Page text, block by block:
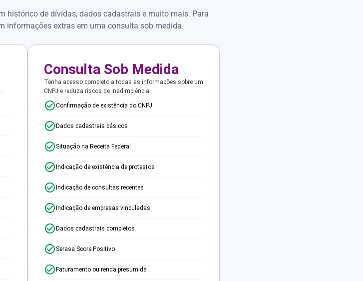
histórico de dívidas, dados cadastrais e muito mais. Para
informações extras em uma consulta sob medida.
Consulta Sob Medida
Tenha acesso completo a todas as informações sobre um
CNPJ e reduza riscos de inadimplência.
Confirmação de existência do CNPJ
Dados cadastrais básicos
Situação na Receita Federal
Indicação de existência de protestos
Indicação de consultas recentes
Indicação de empresas vinculadas
Dados cadastrais completos
Serasa Score Positivo
Faturamento ou renda presumida